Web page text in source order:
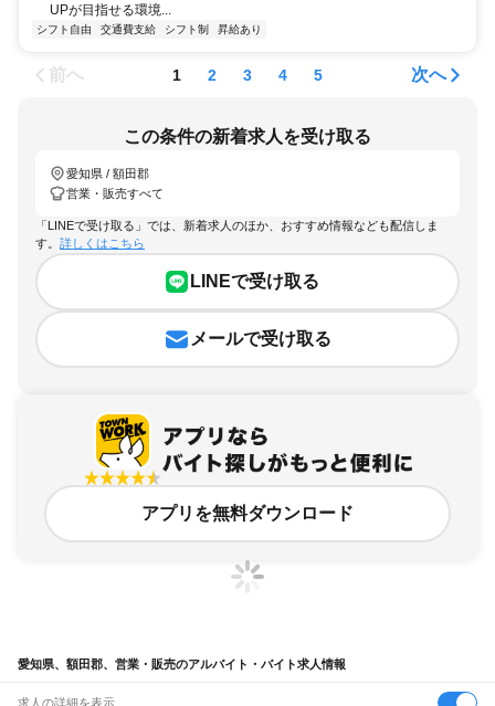
UPが目指せる環境...
シフト自由 交通費支給 シフト制 昇給あり
前へ 1 2 3 4 5 次へ
この条件の新着求人を受け取る
愛知県 / 額田郡
営業・販売すべて
「LINEで受け取る」では、新着求人のほか、おすすめ情報なども配信しま
す。 詳しくはこちら
LINEで受け取る
メールで受け取る
アプリを無料ダウンロード
愛知県、額田郡、営業・販売のアルバイト・バイト求人情報
求人の詳細を表示